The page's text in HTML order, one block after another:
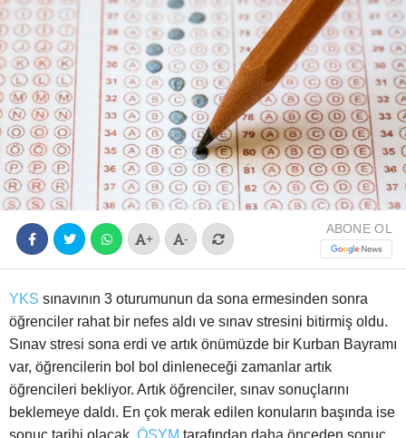
+ -
ABONE OL
YKS sınavının 3 oturumunun da sona ermesinden sonra
öğrenciler rahat bir nefes aldı ve sınav stresini bitirmiş oldu.
Sınav stresi sona erdi ve artık önümüzde bir Kurban Bayramı
var, öğrencilerin bol bol dinleneceği zamanlar artık
öğrencileri bekliyor. Artık öğrenciler, sınav sonuçlarını
beklemeye daldı. En çok merak edilen konuların başında ise
sonuç tarihi olacak. ÖSYM tarafından daha önceden sonuç